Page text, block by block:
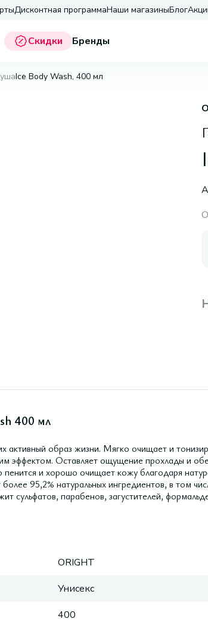
Дисконтная программаНаши магазиныБлог
Скидки Бренды
Ice Body Wash, 400 мл
400 мл
образ жизни. Мягко очищает и
Оставляет ощущение прохлады и
и хорошо очищает кожу благодаря
95,2% натуральных ингредиентов, в том
сульфатов, парабенов, загустителей,
ORIGHT
Унисекс
400